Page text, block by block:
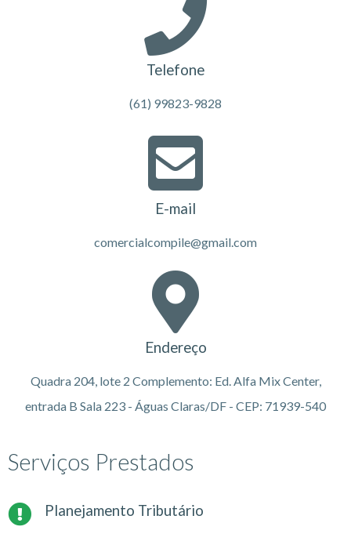
Telefone
(61) 99823-9828
E-mail
comercialcompile@gmail.com
Endereço
Quadra 204, lote 2 Complemento: Ed. Alfa Mix Center,
entrada B Sala 223 - Águas Claras/DF - CEP: 71939-540
Serviços Prestados
Planejamento Tributário